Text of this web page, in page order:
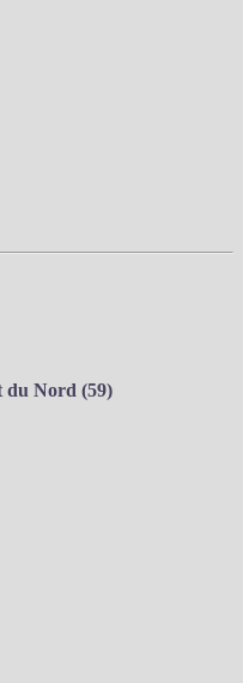
du Nord (59)